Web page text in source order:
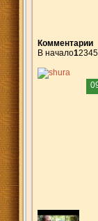
Комментарии
В начало12345